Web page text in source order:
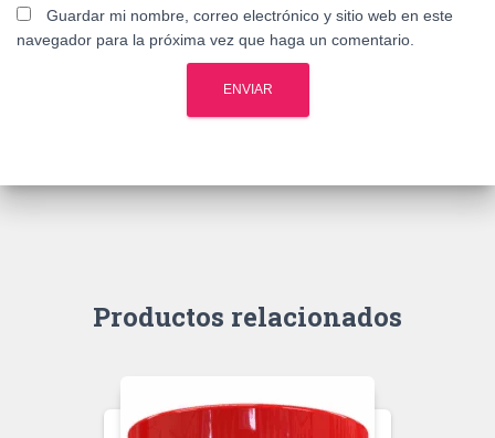
Guardar mi nombre, correo electrónico y sitio web en este
navegador para la próxima vez que haga un comentario.
Productos relacionados